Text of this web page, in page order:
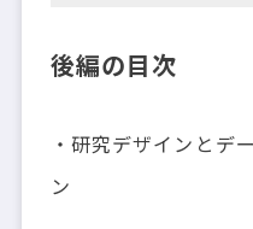
後編の目次
・研究デザインとデ
ン